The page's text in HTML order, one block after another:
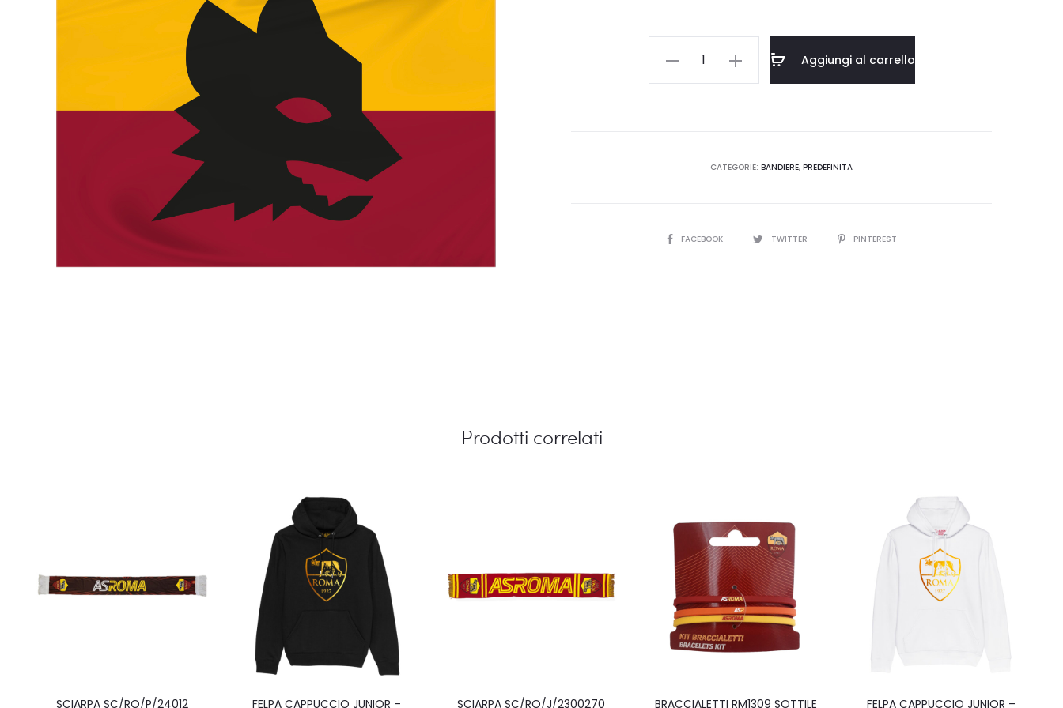
BANDIERA
Aggiungi al carrello
CATEGORIE: BANDIERE, PREDEFINITA
SHAREFACEBOOK TWITTER PINTEREST
Prodotti correlati
SCIARPA SC/RO/P/24012 FELPA CAPPUCCIO JUNIOR – SCIARPA SC/RO/J/2300270 BRACCIALETTI RM1309 SOTTILE FELPA CAPPUCCIO JUNIOR –